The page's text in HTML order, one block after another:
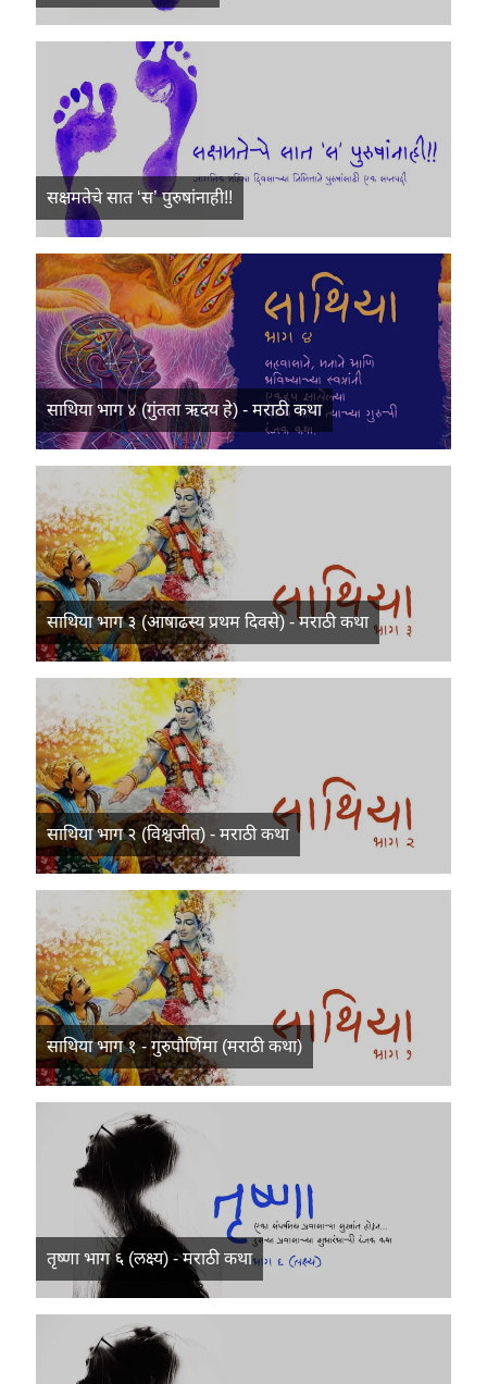
सक्षमतेचे सात ‘स’ पुरुषांनाही!!
साथिया भाग ४ (गुंतता ऋदय हे) - मराठी कथा
साथिया भाग ३ (आषाढस्य प्रथम दिवसे) - मराठी कथा
साथिया भाग २ (विश्वजीत) - मराठी कथा
साथिया भाग १ - गुरुपौर्णिमा (मराठी कथा)
तृष्णा भाग ६ (लक्ष्य) - मराठी कथा